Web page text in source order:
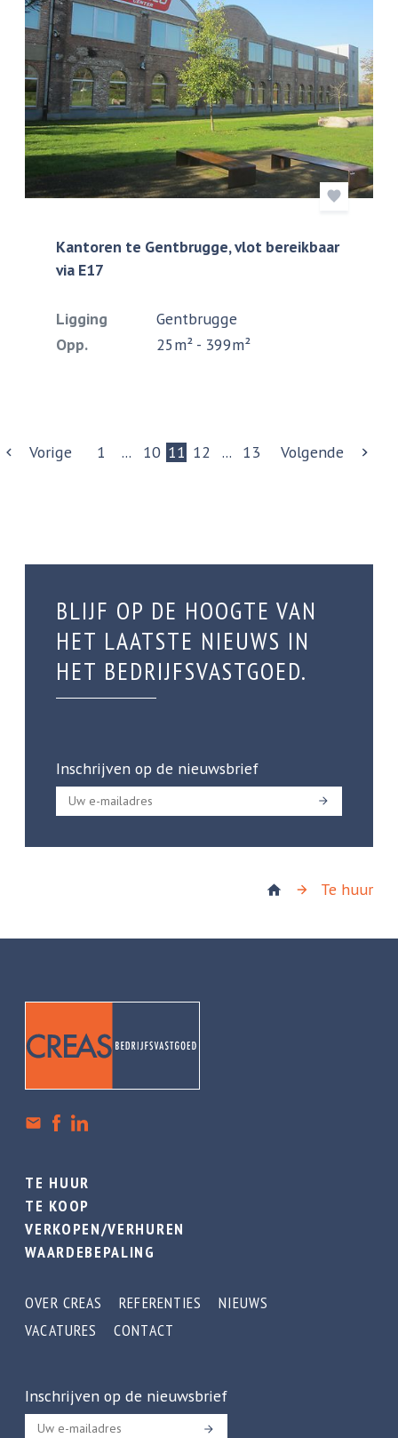
Kantoren te Gentbrugge, vlot bereikbaar
via E17
Ligging
Gentbrugge
Opp.
25m² - 399m²
Vorige 1 ... 10 11 12 ... 13 Volgende
BLIJF OP DE HOOGTE VAN
HET LAATSTE NIEUWS IN
HET BEDRIJFSVASTGOED.
Inschrijven op de nieuwsbrief
Te huur
TE HUUR
TE KOOP
VERKOPEN/VERHUREN
WAARDEBEPALING
OVER CREAS REFERENTIES
NIEUWS
VACATURES
CONTACT
Inschrijven op de nieuwsbrief